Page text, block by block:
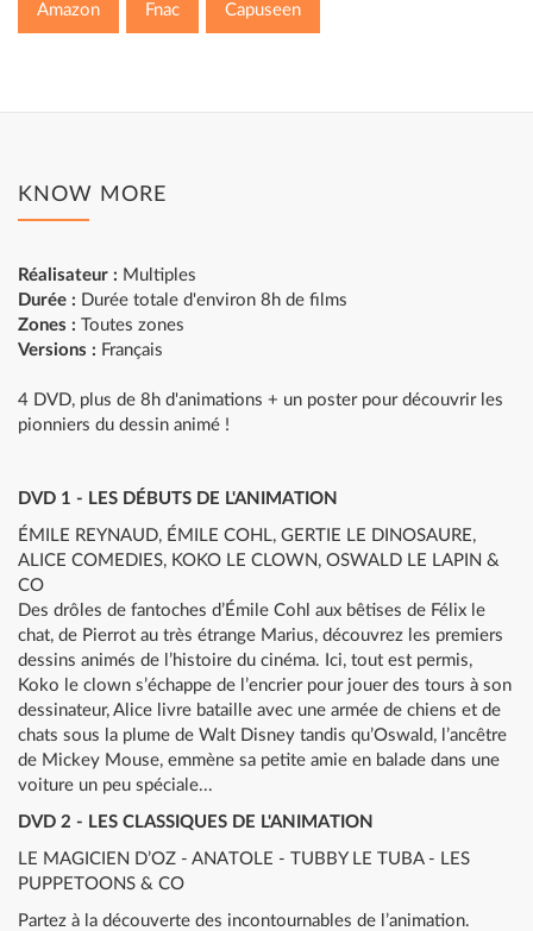
Amazon Fnac Capuseen
KNOW MORE
Réalisateur : Multiples
Durée : Durée totale d'environ 8h de films
Zones : Toutes zones
Versions : Français
4 DVD, plus de 8h d'animations + un poster pour découvrir les
pionniers du dessin animé !
DVD 1 - LES DÉBUTS DE L'ANIMATION
ÉMILE REYNAUD, ÉMILE COHL, GERTIE LE DINOSAURE,
ALICE COMEDIES, KOKO LE CLOWN, OSWALD LE LAPIN &
CO
Des drôles de fantoches d’Émile Cohl aux bêtises de Félix le
chat, de Pierrot au très étrange Marius, découvrez les premiers
dessins animés de l’histoire du cinéma. Ici, tout est permis,
Koko le clown s’échappe de l’encrier pour jouer des tours à son
dessinateur, Alice livre bataille avec une armée de chiens et de
chats sous la plume de Walt Disney tandis qu’Oswald, l’ancêtre
de Mickey Mouse, emmène sa petite amie en balade dans une
voiture un peu spéciale...
DVD 2 - LES CLASSIQUES DE L'ANIMATION
LE MAGICIEN D’OZ - ANATOLE - TUBBY LE TUBA - LES
PUPPETOONS & CO
Partez à la découverte des incontournables de l’animation.